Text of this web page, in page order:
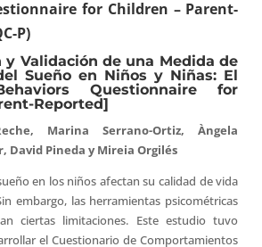
for Children – Parent-
P)
y Validación de una Medida de
Sueño en Niños y Niñas: El
Questionnaire for
Reported]
Marina Serrano-Ortiz, Àngela
David Pineda y Mireia Orgilés
en los niños afectan su calidad de vida
embargo, las herramientas psicométricas
ciertas limitaciones. Este estudio tuvo
el Cuestionario de Comportamientos